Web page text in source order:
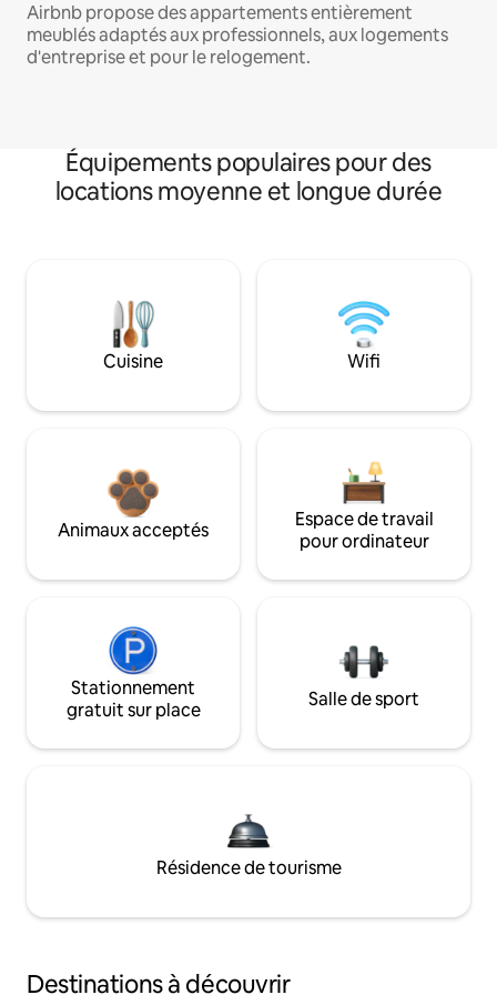
Airbnb propose des appartements entièrement
meublés adaptés aux professionnels, aux logements
d'entreprise et pour le relogement.
Équipements populaires pour des
locations moyenne et longue durée
Cuisine Wifi
Animaux acceptés
Espace de travail
pour ordinateur
Stationnement
gratuit sur place
Salle de sport
Résidence de tourisme
Destinations à découvrir